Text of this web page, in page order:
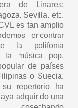
de Linares:
Sevilla, etc.
es tan amplio
encontrar
la polifonía
la música pop,
de países
o Suecia.
repertorio ha
adquirido una